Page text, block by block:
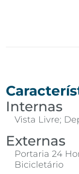
Internas
Vista Livre;
Externas
Portaria 24
Bicicletário